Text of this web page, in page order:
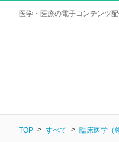
医学・医療の電子コンテンツ
TOP すべて 臨床医学（